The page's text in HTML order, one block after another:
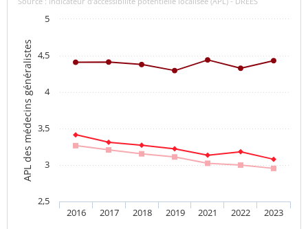
APL des médecins généralistes
2016 2017 2018 2019 2021 2022 2023
2,5
3
3,5
4
4,5
5